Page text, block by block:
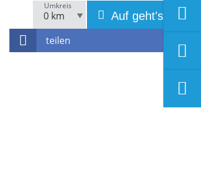
Umkreis
Auf geht's!
teilen